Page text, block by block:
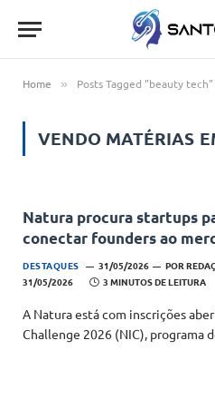
Home » Posts Tagged "beauty tech"
VENDO MATÉRIAS
Natura procura startups
conectar founders ao
DESTAQUES 31/05/2026 POR
31/05/2026
3 MINUTOS DE LEITURA
A Natura está com inscrições
Challenge 2026 (NIC), programa